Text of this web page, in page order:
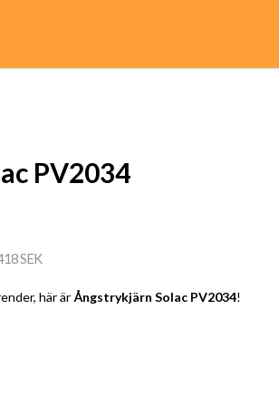
PV2034
SEK
här är Ångstrykjärn Solac PV2034!